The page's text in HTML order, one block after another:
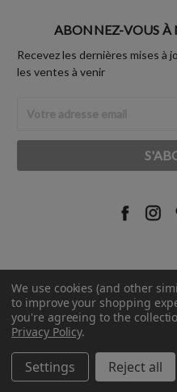
ABONNEZ-VOUS À
Recevez les dernières mises à
les ventes à venir
Email
© 2026 Rust-
We use cookies (and other
to improve your shopping
you're agreeing to the
Privacy Policy.
Settings Reject all